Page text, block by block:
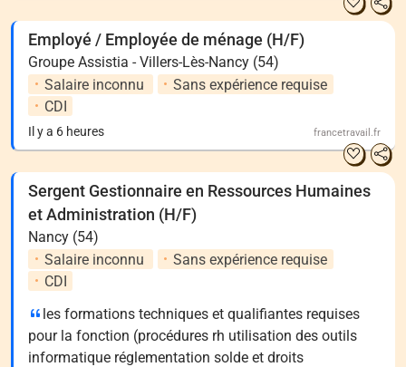
Employé / Employée de ménage (H/F)
Groupe Assistia - Villers-Lès-Nancy (54)
Salaire inconnu
Sans expérience requise
CDI
Il y a 6 heures francetravail.fr
Sergent Gestionnaire en Ressources Humaines
et Administration (H/F)
Nancy (54)
Salaire inconnu
Sans expérience requise
CDI
les formations techniques et qualifiantes requises
pour la fonction (procédures rh utilisation des outils
informatique réglementation solde et droits